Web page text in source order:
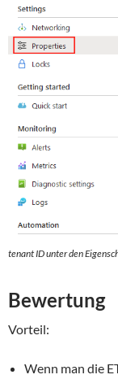
tenant ID unter den
Bewertung
Vorteil:
Wenn man die